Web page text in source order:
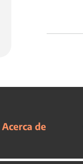
Acerca de